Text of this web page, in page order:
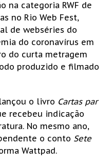
na categoria RWF de
no Rio Web Fest,
de webséries do
do coronavírus em
do curta metragem
produzido e filmado
o livro Cartas par
recebeu indicação
No mesmo ano,
o conto Sete
Wattpad.